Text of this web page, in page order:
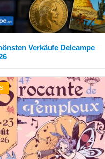
Verkäufe Delcampe